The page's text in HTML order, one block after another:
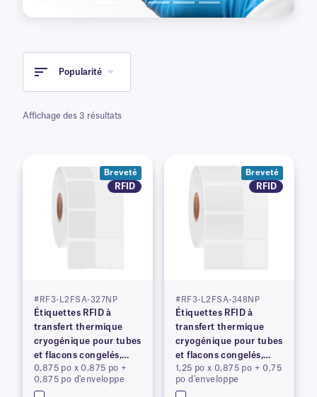
Popularité
Affichage des 3 résultats
Breveté
RFID
#RF3-L2FSA-327NP
Étiquettes RFID à
transfert thermique
cryogénique pour tubes
et flacons congelés,
brevetées
0,875 po x 0,875 po +
0,875 po d'enveloppe
Breveté
RFID
#RF3-L2FSA-348NP
Étiquettes RFID à
transfert thermique
cryogénique pour tubes
et flacons congelés,
brevetées
1,25 po x 0,875 po + 0,75
po d'enveloppe